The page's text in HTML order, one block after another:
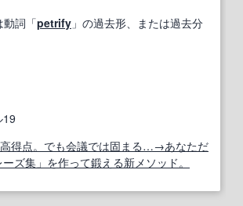
動詞「petrify 」の過去形、または過去分
19
得点。でも会議では固まる…→あなただ
ズ集」を作って鍛える新メソッド。